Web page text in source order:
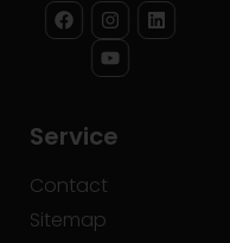
Service
Contact
Sitemap